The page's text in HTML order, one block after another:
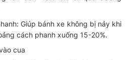
: Giúp bánh xe không bị nảy khi
cách phanh xuống 15-20%.
cua